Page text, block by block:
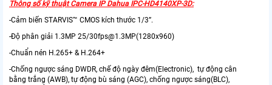
Thông số kỹ thuật Camera IP Dahua IPC-HD4140XP-3D:
-Cảm biến STARVIS™ CMOS kích thước 1/3”.
-Độ phân giải 1.3MP 25/30fps@1.3MP(1280x960)
-Chuẩn nén H.265+ & H.264+
-Chống ngược sáng DWDR, chế độ ngày đêm(Electronic), tự động cân
bằng trắng (AWB), tự động bù sáng (AGC), chống ngược sáng(BLC),